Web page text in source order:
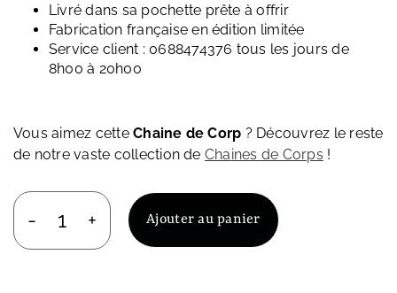
Livré dans sa pochette prête à offrir
Fabrication française en édition limitée
Service client : 0688474376 tous les jours de
8h00 à 20h00
Vous aimez cetteChaine de Corp ? Découvrez le reste
de notre vaste collection de Chaines de Corps !
quantité
de
Ajouter au panier